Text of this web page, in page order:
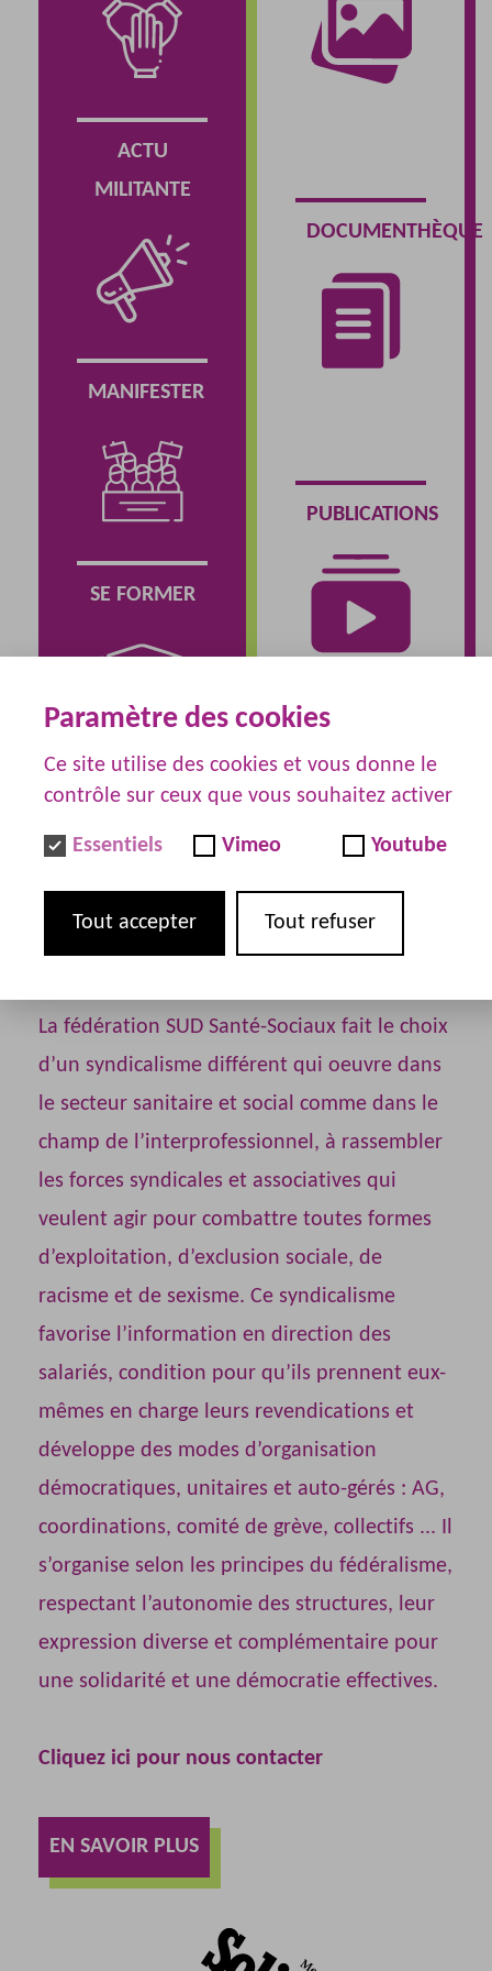
ACTU
MILITANTE
MANIFESTER
SE FORMER
DOCUMENTHÈQUE
PUBLICATIONS
QUI SOMMES NOUS ?
La fédération SUD Santé-Sociaux fait le choix
d’un syndicalisme différent qui oeuvre dans
le secteur sanitaire et social comme dans le
champ de l’interprofessionnel, à rassembler
les forces syndicales et associatives qui
veulent agir pour combattre toutes formes
d’exploitation, d’exclusion sociale, de
racisme et de sexisme. Ce syndicalisme
favorise l’information en direction des
salariés, condition pour qu’ils prennent eux-
mêmes en charge leurs revendications et
développe des modes d’organisation
démocratiques, unitaires et auto-gérés : AG,
coordinations, comité de grève, collectifs ... Il
s’organise selon les principes du fédéralisme,
respectant l’autonomie des structures, leur
expression diverse et complémentaire pour
une solidarité et une démocratie effectives.
Cliquez ici pour nous contacter
EN SAVOIR PLUS
Paramètre des cookies
Ce site utilise des cookies et vous donne le
contrôle sur ceux que vous souhaitez activer
Essentiels Vimeo Youtube
Tout accepter Tout refuser